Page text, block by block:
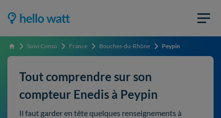
Accueil Suivi Conso France Bouches-du-Rhône Peypin
Tout comprendre sur son
compteur Enedis à Peypin
Il faut garder en tête quelques renseignements à